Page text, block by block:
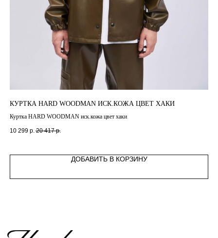
КУРТКА HARD WOODMAN ИСК.КОЖА ЦВЕТ ХАКИ
Куртка HARD WOODMAN иск.кожа цвет хаки
10 299 р. 20 417 р.
ДОБАВИТЬ В КОРЗИНУ